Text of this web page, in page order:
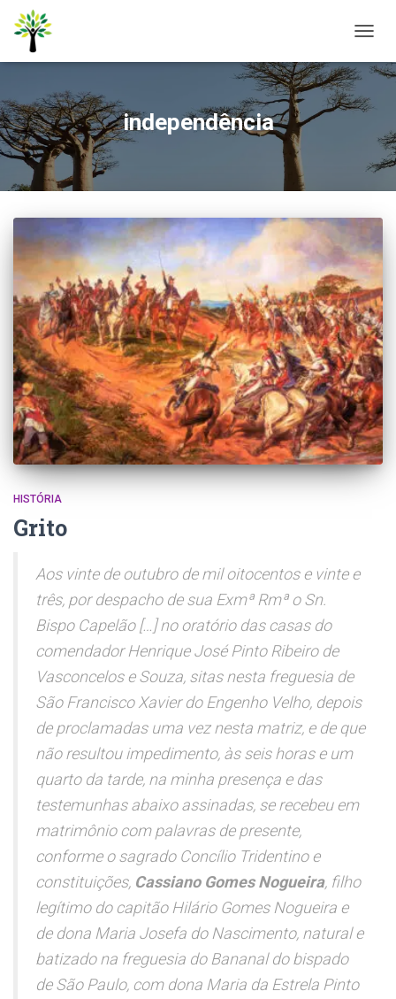
independência
HISTÓRIA
Grito
Aos vinte de outubro de mil oitocentos e vinte e
três, por despacho de sua Exmª Rmª o Sn.
Bispo Capelão […] no oratório das casas do
comendador Henrique José Pinto Ribeiro de
Vasconcelos e Souza, sitas nesta freguesia de
São Francisco Xavier do Engenho Velho, depois
de proclamadas uma vez nesta matriz, e de que
não resultou impedimento, às seis horas e um
quarto da tarde, na minha presença e das
testemunhas abaixo assinadas, se recebeu em
matrimônio com palavras de presente,
conforme o sagrado Concílio Tridentino e
constituições, Cassiano Gomes Nogueira, filho
legítimo do capitão Hilário Gomes Nogueira e
de dona Maria Josefa do Nascimento, natural e
batizado na freguesia do Bananal do bispado
de São Paulo, com dona Maria da Estrela Pinto